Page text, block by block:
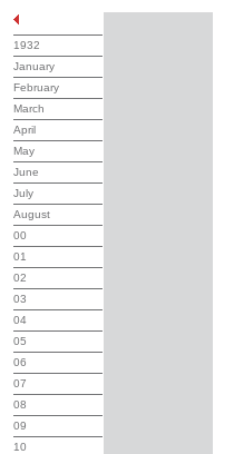
1932
January
February
March
April
May
June
July
August
00
01
02
03
04
05
06
07
08
09
10